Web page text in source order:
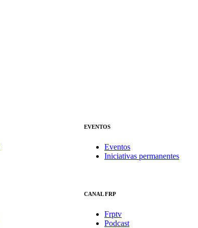
EVENTOS
Eventos
Iniciativas permanentes
CANAL FRP
Frptv
Podcast